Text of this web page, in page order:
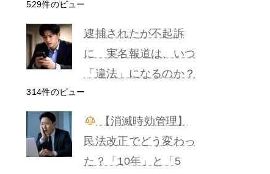
529件のビュー
逮捕されたが不起訴
に 実名報道は、いつ
「違法」になるのか？
314件のビュー
【消滅時効管理】
民法改正でどう変わっ
た？「10年」と「5